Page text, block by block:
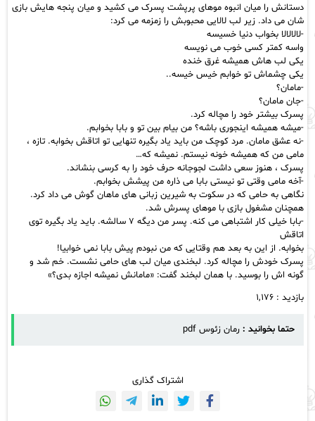
دستانش را میان انبوه موهای پرپشت پسرک می کشید و میان پنجه هایش بازی
شان می داد. زیر لب لالایی محبوبش را زمزمه می کرد:
-لالالالا بخواب دنیا خسیسه
واسه کمتر کسی خوب می نویسه
یکی لب هاش همیشه غرق خنده
یکی چشماش تو خوابم خیس خیسه..
-مامان؟
-جان مامان؟
پسرک بیشتر خود را مچاله کرد.
-میشه همیشه اینجوری باشه؟ من بیام بین تو و بابا بخوابم.
-نه عشق مامان. مرد کوچک من باید یاد بگیره تنهایی تو اتاقش بخوابه. تازه ،
مامی من که همیشه خونه نیستم. نمیشه که…
پسرک ، هنوز سعی داشت لجوجانه حرف خود را به کرسی بنشاند.
-آخه مامی وقتی تو نیستی بابا می ذاره من پیشش بخوابم.
نگاهی به حامی که در سکوت به شیرین زبانی های ماهان گوش می داد کرد.
همچنان مشغول بازی با موهای پسرش شد.
-بابا خیلی کار اشتباهی می کنه. پسر من دیگه ۷ سالشه. باید یاد بگیره توی
اتاقش
بخوابه. از این به بعد هم وقتایی که من نبودم پیش بابا نمی خوابیا!
پسرک خودش را مچاله کرد. لبخندی میان لب های حامی نشست. خم شد و
گونه اش را بوسید. با همان لبخند گفت: «مامانش نمیشه اجازه بدی؟»
بازدید : ۱,۱۷۶
حتما بخوانید : رمان زئوس pdf
اشتراک گذاری